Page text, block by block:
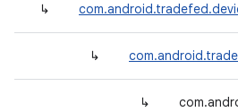
↳
↳
↳